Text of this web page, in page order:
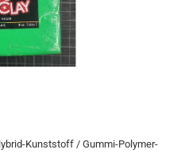
Kunststoff / Gummi-Polymer-